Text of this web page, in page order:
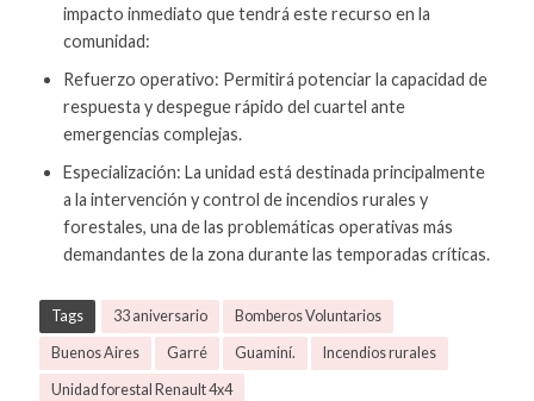
impacto inmediato que tendrá este recurso en la
comunidad:
Refuerzo operativo: Permitirá potenciar la capacidad de
respuesta y despegue rápido del cuartel ante
emergencias complejas.
Especialización: La unidad está destinada principalmente
a la intervención y control de incendios rurales y
forestales, una de las problemáticas operativas más
demandantes de la zona durante las temporadas críticas.
Tags 33 aniversario Bomberos Voluntarios
Buenos Aires Garré Guaminí. Incendios rurales
Unidad forestal Renault 4x4